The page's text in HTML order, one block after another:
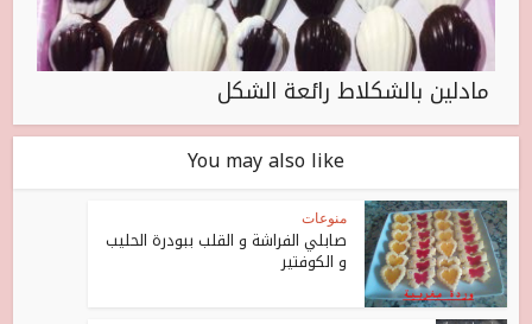
مادلين بالشكلاط رائعة الشكل
You may also like
منوعات
صابلي الفراشة و القلب ببودرة الحليب
و الكوفتير